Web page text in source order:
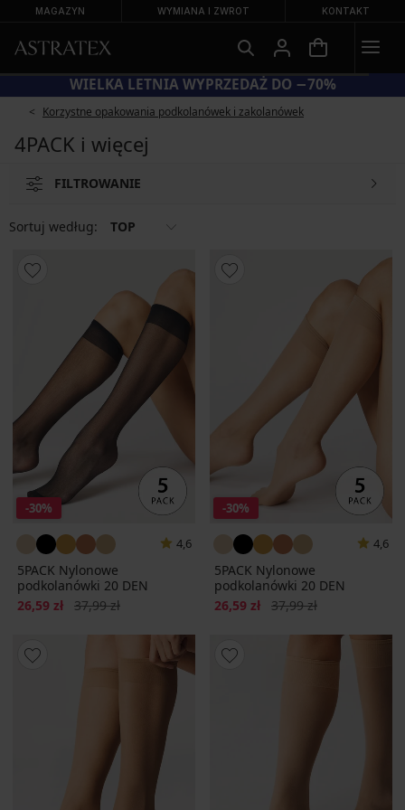
MAGAZYN WYMIANA I ZWROT KONTAKT
WIELKA LETNIA WYPRZEDAŻ DO −70%
Korzystne opakowania podkolanówek i zakolanówek
4PACK i więcej
FILTROWANIE
Sortuj według: TOP
-30%
4,6
5PACK Nylonowe
podkolanówki 20 DEN
Zniżka
26,59 zł Pierwotna cena
37,99 zł
-30%
4,6
5PACK Nylonowe
podkolanówki 20 DEN
Zniżka
26,59 zł Pierwotna cena
37,99 zł